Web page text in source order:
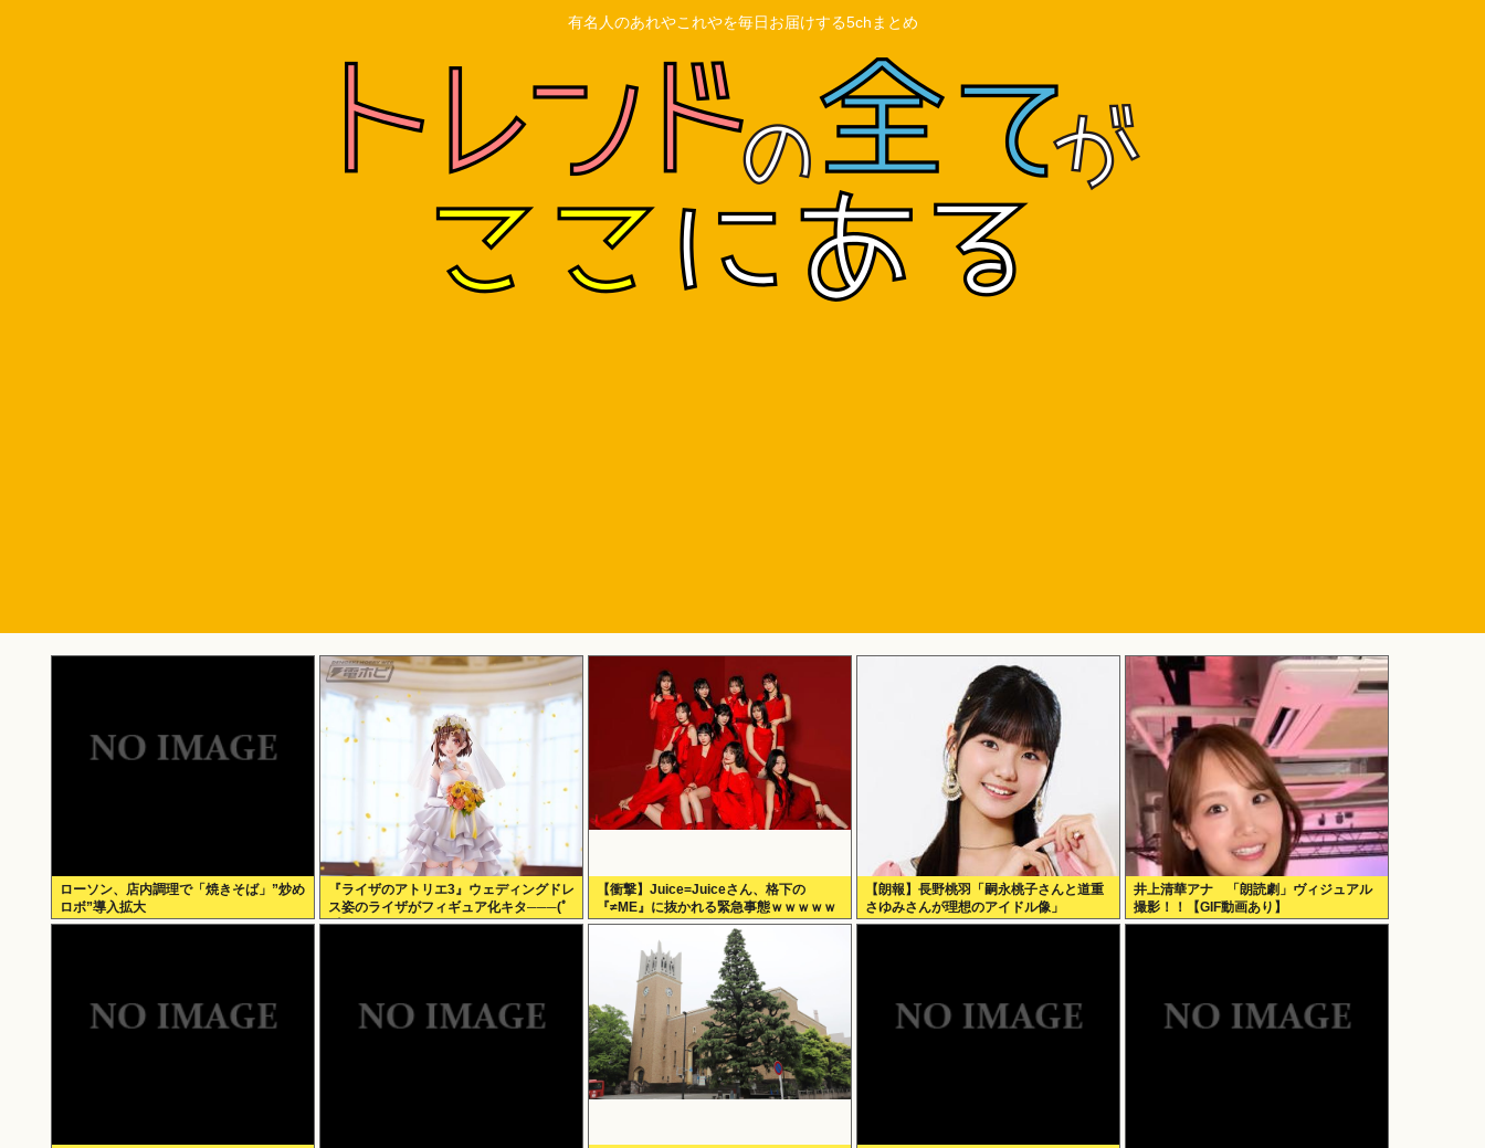
有名人のあれやこれやを毎日お届けする5chまとめ
ローソン、店内調理で「焼きそば」”炒め
ロボ”導入拡大
『ライザのアトリエ3』ウェディングドレ
ス姿のライザがフィギュア化キタ───(ﾟ
∀ﾟ)───!!!!!
【衝撃】Juice=Juiceさん、格下の
『≠ME』に抜かれる緊急事態ｗｗｗｗｗ
ｗｗｗｗｗｗｗ
【朗報】長野桃羽「嗣永桃子さんと道重
さゆみさんが理想のアイドル像」
井上清華アナ 「朗読劇」ヴィジュアル
撮影！！【GIF動画あり】